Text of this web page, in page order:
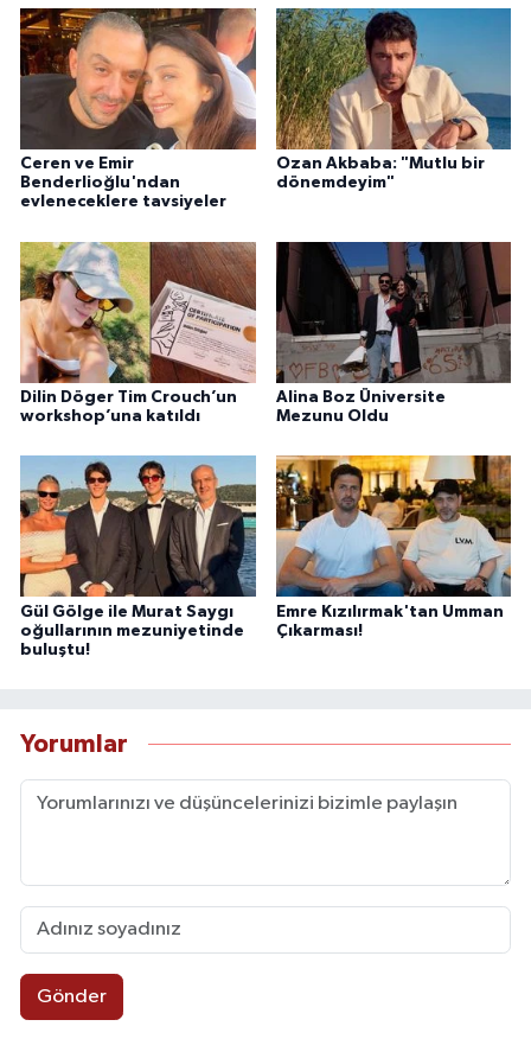
Ceren ve Emir
Benderlioğlu'ndan
evleneceklere tavsiyeler
Ozan Akbaba: "Mutlu bir
dönemdeyim"
Dilin Döger Tim Crouch’un
workshop’una katıldı
Alina Boz Üniversite
Mezunu Oldu
Gül Gölge ile Murat Saygı
oğullarının mezuniyetinde
buluştu!
Emre Kızılırmak'tan Umman
Çıkarması!
Yorumlar
Gönder